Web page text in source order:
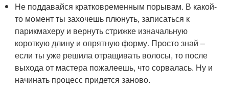
Не поддавайся кратковременным порывам. В какой-
то момент ты захочешь плюнуть, записаться к
парикмахеру и вернуть стрижке изначальную
короткую длину и опрятную форму. Просто знай –
если ты уже решила отращивать волосы, то после
выхода от мастера пожалеешь, что сорвалась. Ну и
начинать процесс придется заново.